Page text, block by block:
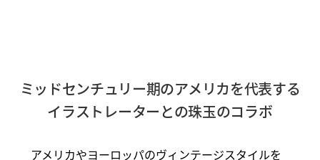
ミッドセンチュリー期のアメリカを代表する
イラストレーターとの珠玉のコラボ
アメリカやヨーロッパのヴィンテージスタイルを